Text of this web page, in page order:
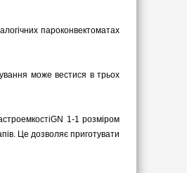
пароконвектоматах
може вестися в трьох
1-1 розміром
Це дозволяє приготувати